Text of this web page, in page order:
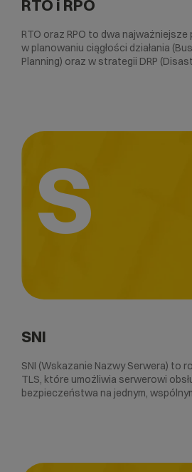
RTO i RPO
RTO oraz RPO to dwa
w planowaniu ciągłości działania
Planning) oraz w strategii DRP
S
SNI
SNI (Wskazanie Nazwy Serwera) to
TLS, które umożliwia serwerowi
bezpieczeństwa na jednym,